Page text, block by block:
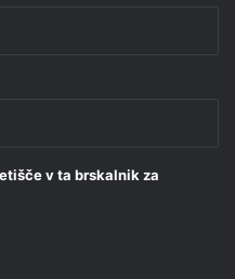
v ta brskalnik za